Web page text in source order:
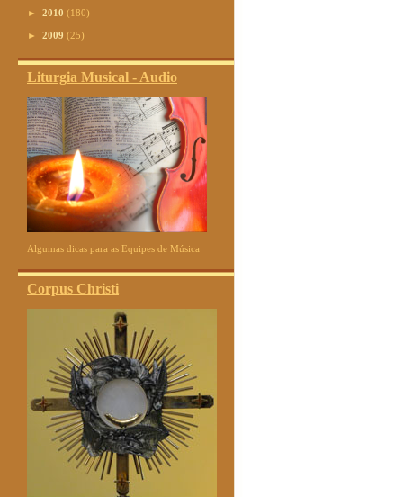
► 2010 (180)
► 2009 (25)
Liturgia Musical - Audio
Algumas dicas para as Equipes de Música
Corpus Christi